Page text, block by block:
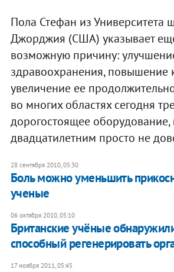
Пола Стефан из Университета
Джорджия (США) указывает
возможную причину:
здравоохранения, повышение
увеличение ее
во многих областях сегодня
дорогостоящее оборудование,
двадцатилетним просто не
28 сентября 2010, 05:30
Боль можно уменьшить
ученые
06 октября 2010, 05:10
Британские учёные
способный регенерировать
17 ноября 2011, 05:45